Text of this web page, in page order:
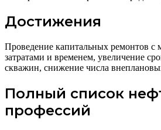
Достижения
Проведение капитальных ремонтов
затратами и временем, увеличение
скважин, снижение числа
Полный список
профессий